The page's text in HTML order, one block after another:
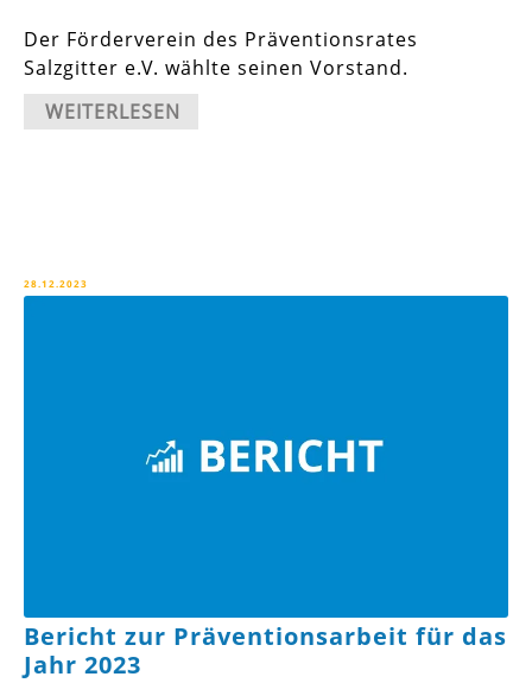
Der Förderverein des Präventionsrates
Salzgitter e.V. wählte seinen Vorstand.
WEITERLESEN
28.12.2023
Bericht zur Präventionsarbeit für das
Jahr 2023